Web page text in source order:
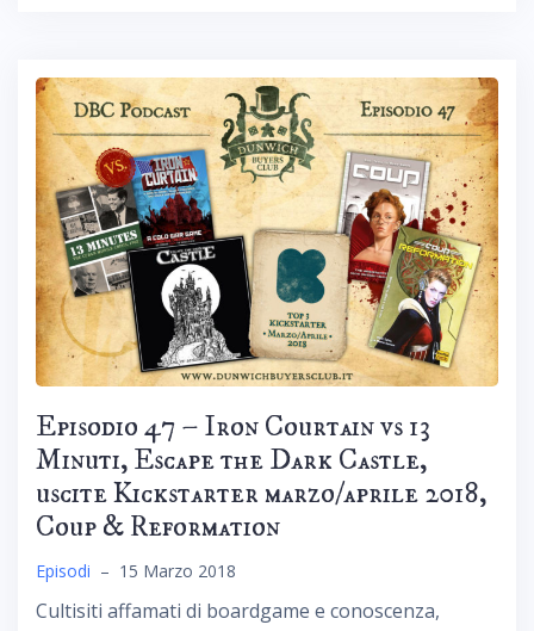
Episodio 47 – Iron Courtain vs 13
Minuti, Escape the Dark Castle,
uscite Kickstarter marzo/aprile 2018,
Coup & Reformation
Episodi – 15 Marzo 2018
Cultisiti affamati di boardgame e conoscenza,